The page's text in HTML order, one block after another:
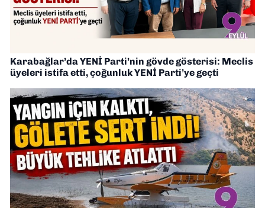
Karabağlar’da YENİ Parti’nin gövde gösterisi: Meclis
üyeleri istifa etti, çoğunluk YENİ Parti’ye geçti